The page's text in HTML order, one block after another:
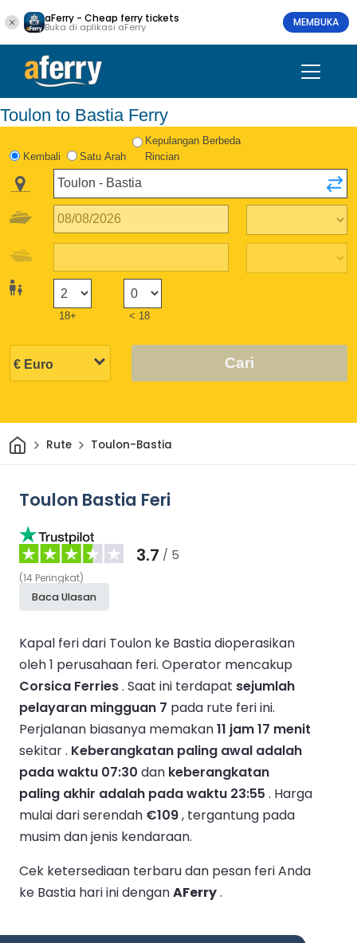
aFerry - Cheap ferry tickets
Buka di aplikasi aFerry MEMBUKA
Toulon to Bastia Ferry
Kembali Satu Arah
Kepulangan Berbeda
Rincian
18+ < 18
Cari
Rumah
Rute Toulon-Bastia
Toulon Bastia Feri
3.7 / 5
(14 Peringkat)
Baca Ulasan
Kapal feri dari Toulon ke Bastia dioperasikan
oleh 1 perusahaan feri. Operator mencakup
Corsica Ferries. Saat ini terdapat sejumlah
pelayaran mingguan 7 pada rute feri ini.
Perjalanan biasanya memakan11 jam 17 menit
sekitar . Keberangkatan paling awal adalah
pada waktu 07:30 dan keberangkatan
paling akhir adalah pada waktu 23:55 . Harga
mulai dari serendah €109, tergantung pada
musim dan jenis kendaraan.
Cek ketersediaan terbaru dan pesan feri Anda
ke Bastia hari ini denganAFerry.